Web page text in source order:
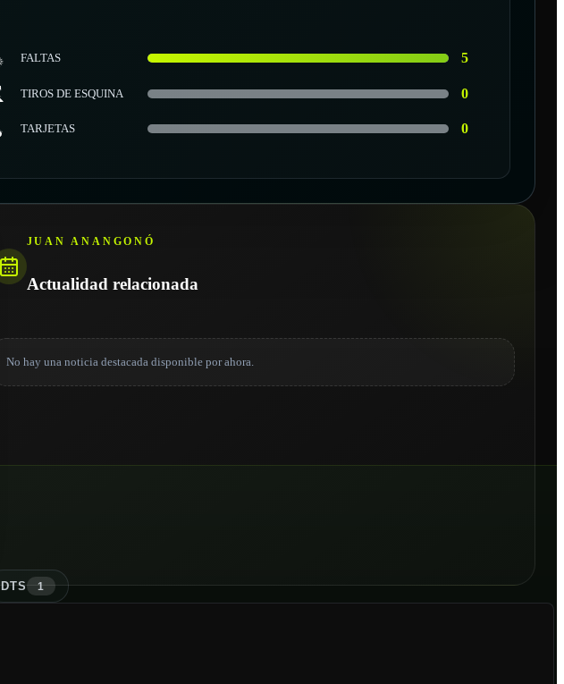
FALTAS 5
TIROS DE ESQUINA 0
TARJETAS 0
JUAN ANANGONÓ
Actualidad relacionada
No hay una noticia destacada disponible por ahora.
DTS 1